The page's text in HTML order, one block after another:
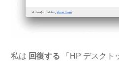
私は 回復する 「HP デスクト